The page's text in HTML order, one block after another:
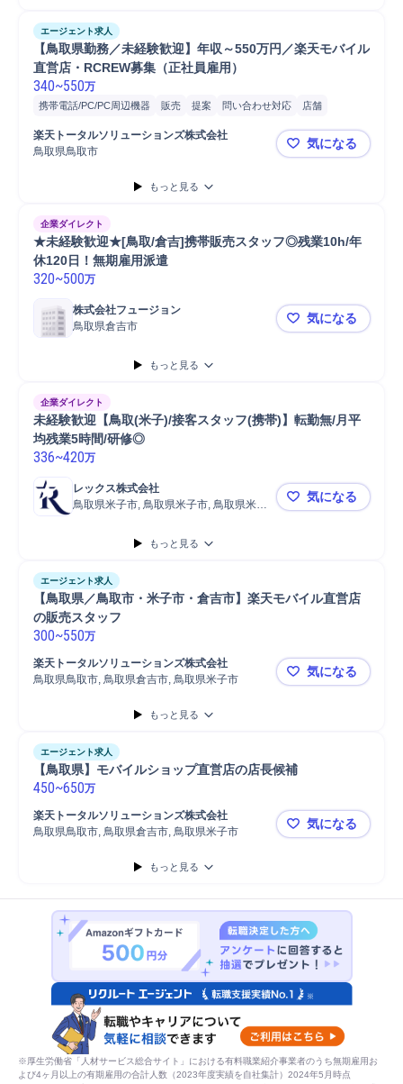
エージェント求人
【鳥取県勤務／未経験歓迎】年収～550万円／楽天モバイル
340~550万
携帯電話/PC/PC周辺機器 販売 提案 問い合わせ対応
店舗
在庫管理
楽天トータルソリューションズ株式会社
鳥取県鳥取市
【鳥取県勤
気になる
もっと見る
企業ダイレクト
★未経験歓迎★[鳥取/倉吉]携帯販売スタッフ◎残業10h/年
休120日！無期雇用派遣
320~500万
株式会社フュージョン
鳥取県倉吉市
★未経験歓
気になる
もっと見る
企業ダイレクト
未経験歓迎【鳥取(米子)/接客スタッフ(携帯)】転勤無/月平
均残業5時間/研修◎
336~420万
レックス株式会社
鳥取県米子市, 鳥取県米子市, 鳥取県米子
未経験歓迎
気になる
もっと見る
エージェント求人
【鳥取県／鳥取市・米子市・倉吉市】楽天モバイル直営店
の販売スタッフ
300~550万
楽天トータルソリューションズ株式会社
鳥取県鳥取市, 鳥取県倉吉市, 鳥取県米子市
【鳥取県／
気になる
もっと見る
エージェント求人
【鳥取県】モバイルショップ直営店の店長候補
450~650万
楽天トータルソリューションズ株式会社
鳥取県鳥取市, 鳥取県倉吉市, 鳥取県米子市
【鳥取県】
気になる
もっと見る
※厚生労働省「人材サービス総合サイト」における有料職業紹介事業者のうち無期雇用お
よび4ヶ月以上の有期雇用の合計人数（2023年度実績を自社集計）2024年5月時点